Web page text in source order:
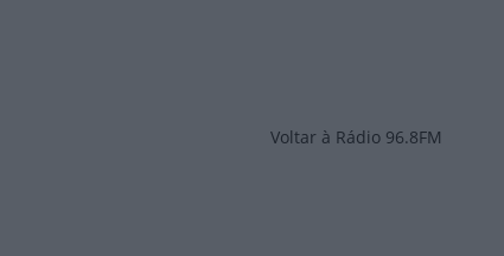
Voltar à Rádio 96.8FM